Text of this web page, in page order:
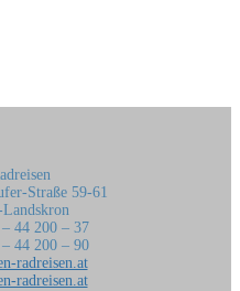
Straße 59-61
44 200 – 37
44 200 – 90
radreisen.at
radreisen.at